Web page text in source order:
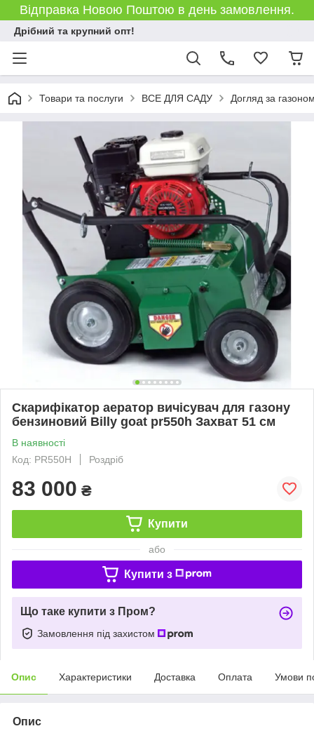
Відправка Новою Поштою в день замовлення.
Дрібний та крупний опт!
Товари та послуги ВСЕ ДЛЯ САДУ Догляд за
Скарифікатор аератор вичісувач для газону
бензиновий Вilly goat pr550h Захват 51 см
В наявності
Код: PR550H
Роздріб
83 000 ₴
Купити
або
Купити з
Що таке купити з Пром?
Замовлення під захистом
Опис Характеристики Доставка Оплата Умови
Опис